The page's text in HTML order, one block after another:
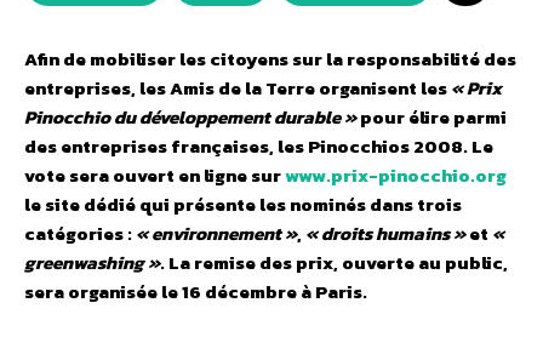
Afin de mobiliser les citoyens sur la responsabilité des
entreprises, les Amis de la Terre organisent les« Prix
Pinocchio du développement durable »pour élire parmi
des entreprises françaises, les Pinocchios 2008. Le
vote sera ouvert en ligne surwww.prix-pinocchio.org
le site dédié qui présente les nominés dans trois
catégories :« environnement »,« droits humains »et «
greenwashing ». La remise des prix, ouverte au public,
sera organisée le 16 décembre à Paris.